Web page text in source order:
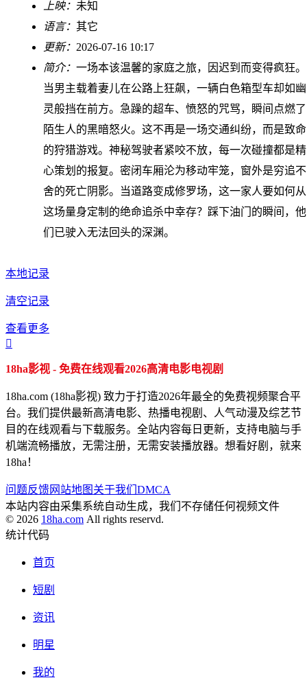
上映： 未知
语言： 其它
更新： 2026-07-16 10:17
简介： 一场本该温馨的家庭之旅，因迟到而变得疯狂。
当男主载着妻儿在公路上狂飙，一辆白色箱型车却如幽
灵般挡在前方。急躁的超车、愤怒的咒骂，瞬间点燃了
陌生人的黑暗怒火。这不再是一场交通纠纷，而是致命
的狩猎游戏。神秘驾驶者紧咬不放，每一次碰撞都是精
心策划的报复。密闭车厢沦为移动牢笼，窗外是穷追不
舍的死亡阴影。当道路变成修罗场，这一家人要如何从
这场量身定制的绝命追杀中幸存？踩下油门的瞬间，他
们已驶入无法回头的深渊。
本地记录
清空记录
查看更多

18ha影视 - 免费在线观看2026高清电影电视剧
18ha.com (18ha影视) 致力于打造2026年最全的免费视频聚合平
台。我们提供最新高清电影、热播电视剧、人气动漫及综艺节
目的在线观看与下载服务。全站内容每日更新，支持电脑与手
机端流畅播放，无需注册，无需安装播放器。想看好剧，就来
18ha！
问题反馈网站地图 关于我们 DMCA
本站内容由采集系统自动生成，我们不存储任何视频文件
© 2026 18ha.com All rights reservd.
统计代码
首页
短剧
资讯
明星
我的